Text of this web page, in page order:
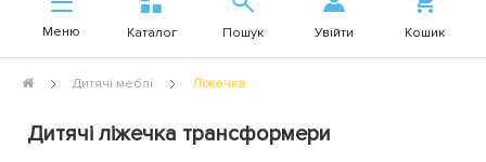
Меню Каталог Пошук Увійти Кошик
Дитячі меблі Ліжечка
Дитячі ліжечка трансформери